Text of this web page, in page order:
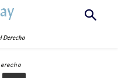
Derecho